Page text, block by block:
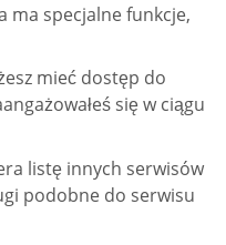
ma specjalne funkcje,
mieć dostęp do
się w ciągu
listę innych serwisów
podobne do serwisu